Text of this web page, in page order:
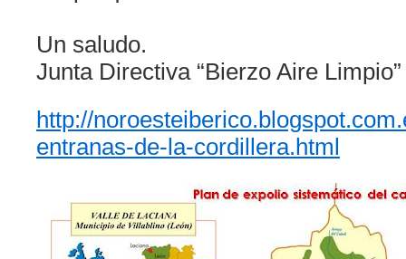
Un saludo.
Junta Directiva “Bierzo Aire Limpio”
http://
entranas-de-la-cordillera.html